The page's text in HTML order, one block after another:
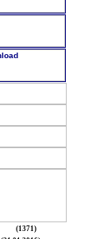
(1371)